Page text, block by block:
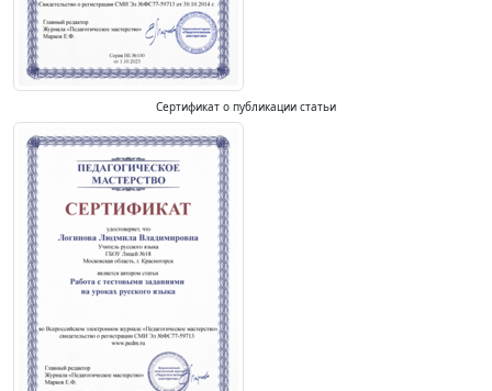
Сертификат о публикации статьи